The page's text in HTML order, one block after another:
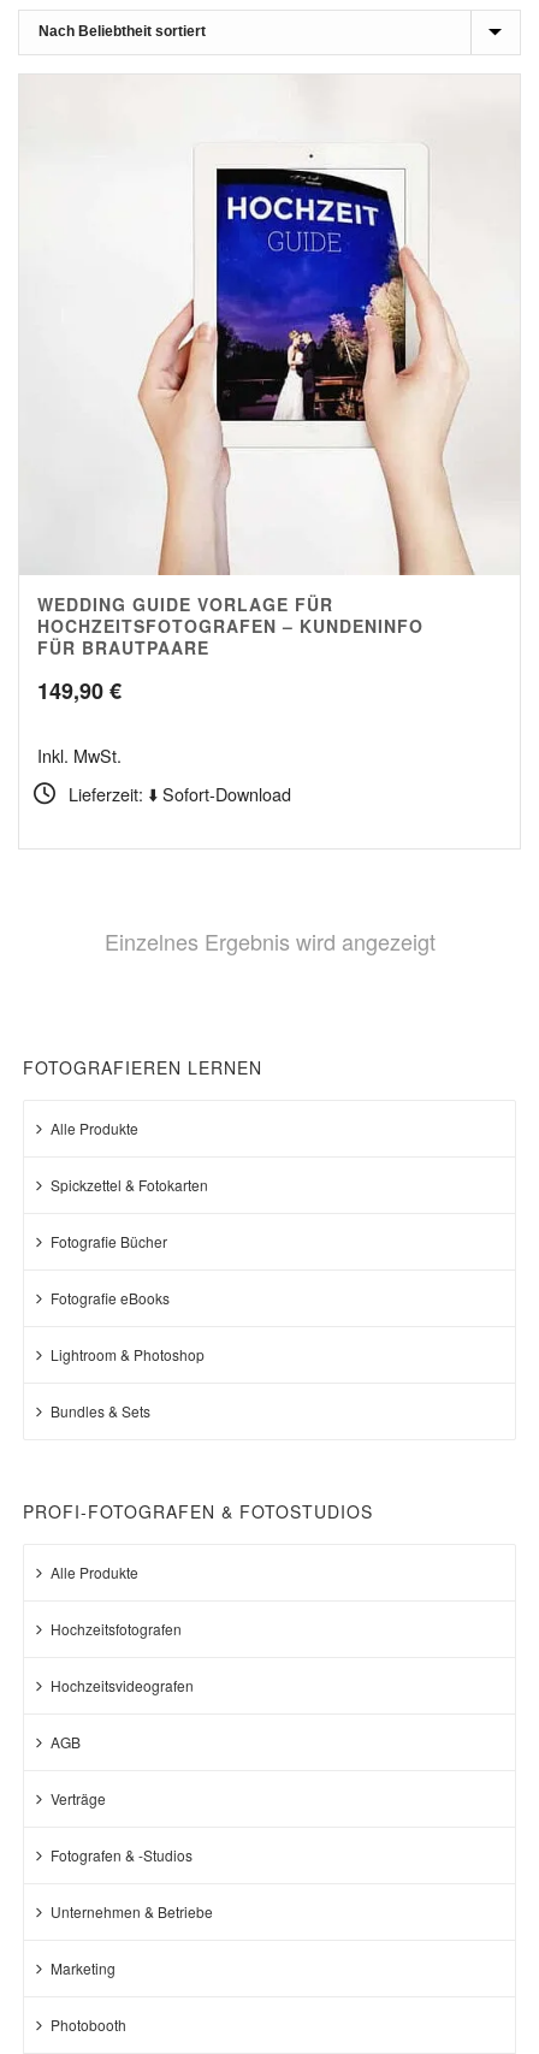
4.75
WEDDING GUIDE VORLAGE FÜR
HOCHZEITSFOTOGRAFEN – KUNDENINFO
FÜR BRAUTPAARE
149,90€
Inkl. MwSt.
Lieferzeit: ⬇️ Sofort-Download
Einzelnes Ergebnis wird angezeigt
FOTOGRAFIEREN LERNEN
Alle Produkte
Spickzettel & Fotokarten
Fotografie Bücher
Fotografie eBooks
Lightroom & Photoshop
Bundles & Sets
PROFI-FOTOGRAFEN & FOTOSTUDIOS
Alle Produkte
Hochzeitsfotografen
Hochzeitsvideografen
AGB
Verträge
Fotografen & -Studios
Unternehmen & Betriebe
Marketing
Photobooth